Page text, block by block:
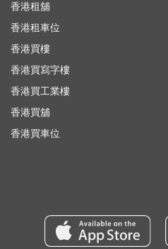
香港租舖
香港租車位
香港買樓
香港買寫字樓
香港買工業樓
香港買舖
香港買車位